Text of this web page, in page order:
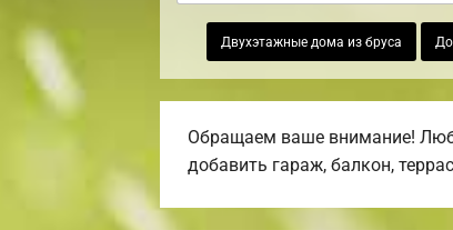
Двухэтажные дома из бруса
Обращаем ваше внимание!
добавить гараж, балкон,